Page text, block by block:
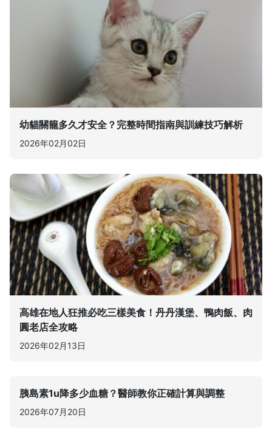
幼貓關籠多久才安全？完整時間指南與訓練技巧解析
2026年02月02日
高雄在地人狂推必吃三樣美食！丹丹漢堡、鴨肉飯、肉
圓老店全攻略
2026年02月13日
胰島素1u降多少血糖？醫師教你正確計算與調整
2026年07月20日